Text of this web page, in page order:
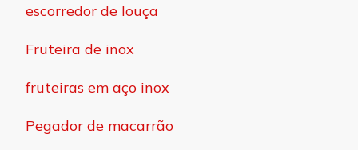
escorredor de louça
Fruteira de inox
fruteiras em aço inox
Pegador de macarrão